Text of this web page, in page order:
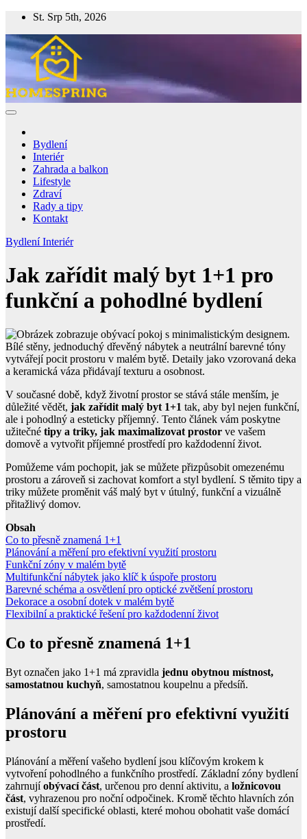
Skip
content
St. Srp 5th, 2026
Bydlení
Interiér
Zahrada a balkon
Lifestyle
Zdraví
Rady a tipy
Kontakt
BydleníInteriér
Jak zařídit malý byt 1+1 pro
funkční a pohodlné bydlení
V současné době, když životní prostor se stává stále menším, je
důležité vědět, jak zařídit malý byt 1+1 tak, aby byl nejen funkční,
ale i pohodlný a esteticky příjemný. Tento článek vám poskytne
užitečné tipy a triky, jak maximalizovat prostor ve vašem
domově a vytvořit příjemné prostředí pro každodenní život.
Pomůžeme vám pochopit, jak se můžete přizpůsobit omezenému
prostoru a zároveň si zachovat komfort a styl bydlení. S těmito tipy a
triky můžete proměnit váš malý byt v útulný, funkční a vizuálně
přitažlivý domov.
Obsah
Co to přesně znamená 1+1
Plánování a měření pro efektivní využití prostoru
Funkční zóny v malém bytě
Multifunkční nábytek jako klíč k úspoře prostoru
Barevné schéma a osvětlení pro optické zvětšení prostoru
Dekorace a osobní dotek v malém bytě
Flexibilní a praktické řešení pro každodenní život
Co to přesně znamená 1+1
Byt označen jako 1+1 má zpravidla jednu obytnou místnost,
samostatnou kuchyň, samostatnou koupelnu a předsíň.
Plánování a měření pro efektivní využití
prostoru
Plánování a měření vašeho bydlení jsou klíčovým krokem k
vytvoření pohodlného a funkčního prostředí. Základní zóny bydlení
zahrnujíobývací část, určenou pro denní aktivitu, a ložnicovou
část, vyhrazenou pro noční odpočinek. Kromě těchto hlavních zón
existují další specifické oblasti, které mohou obohatit vaše domácí
prostředí.